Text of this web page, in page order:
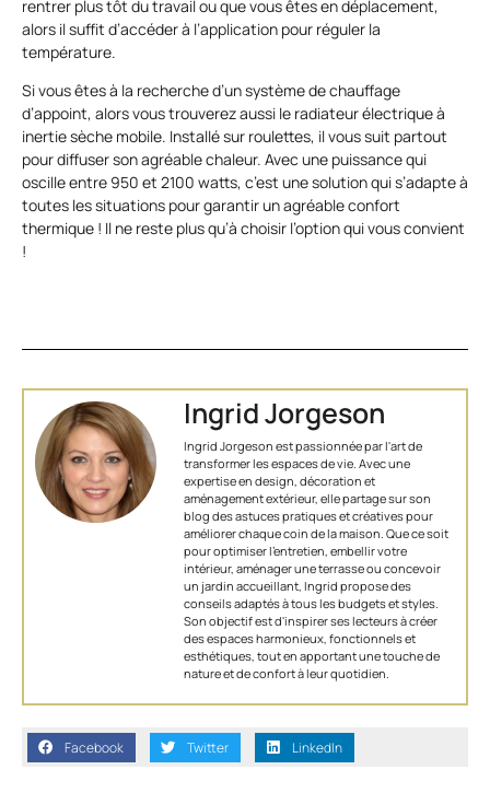
rentrer plus tôt du travail ou que vous êtes en déplacement,
alors il suffit d’accéder à l’application pour réguler la
température.
Si vous êtes à la recherche d’un système de chauffage
d’appoint, alors vous trouverez aussi le radiateur électrique à
inertie sèche mobile. Installé sur roulettes, il vous suit partout
pour diffuser son agréable chaleur. Avec une puissance qui
oscille entre 950 et 2100 watts, c’est une solution qui s’adapte à
toutes les situations pour garantir un agréable confort
thermique ! Il ne reste plus qu’à choisir l’option qui vous convient
!
Ingrid Jorgeson
Ingrid Jorgeson est passionnée par l'art de
transformer les espaces de vie. Avec une
expertise en design, décoration et
aménagement extérieur, elle partage sur son
blog des astuces pratiques et créatives pour
améliorer chaque coin de la maison. Que ce soit
pour optimiser l’entretien, embellir votre
intérieur, aménager une terrasse ou concevoir
un jardin accueillant, Ingrid propose des
conseils adaptés à tous les budgets et styles.
Son objectif est d'inspirer ses lecteurs à créer
des espaces harmonieux, fonctionnels et
esthétiques, tout en apportant une touche de
nature et de confort à leur quotidien.
Facebook Twitter LinkedIn